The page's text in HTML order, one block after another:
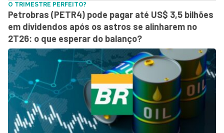
O TRIMESTRE PERFEITO?
Petrobras (PETR4) pode pagar até US$ 3,5 bilhões
em dividendos após os astros se alinharem no
2T26: o que esperar do balanço?